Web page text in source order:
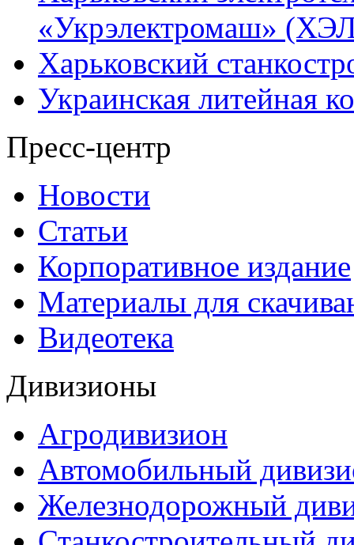
«Укрэлектромаш»
Харьковский
Украинская литейная
Пресс-центр
Новости
Статьи
Корпоративное издание
Материалы для
Видеотека
Дивизионы
Агродивизион
Автомобильный
Железнодорожный